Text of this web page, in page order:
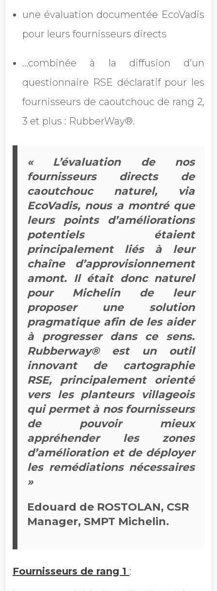
une évaluation documentée EcoVadis
pour leurs fournisseurs directs
…combinée à la diffusion d’un
questionnaire RSE déclaratif pour les
fournisseurs de caoutchouc de rang 2,
3 et plus : RubberWay®.
« L’évaluation de nos
fournisseurs directs de
caoutchouc naturel, via
EcoVadis, nous a montré que
leurs points d’améliorations
potentiels étaient
principalement liés à leur
chaîne d’approvisionnement
amont. Il était donc naturel
pour Michelin de leur
proposer une solution
pragmatique afin de les aider
à progresser dans ce sens.
Rubberway® est un outil
innovant de cartographie
RSE, principalement orienté
vers les planteurs villageois
qui permet à nos fournisseurs
de pouvoir mieux
appréhender les zones
d’amélioration et de déployer
les remédiations nécessaires
»
Edouard de ROSTOLAN, CSR
Manager, SMPT Michelin.
Fournisseurs de rang 1 :